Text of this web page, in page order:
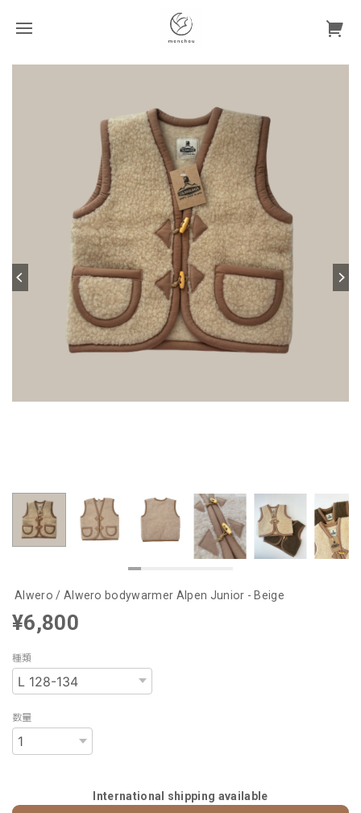
Alwero / Alwero bodywarmer Alpen Junior - Beige
¥6,800
種類
数量
International shipping available